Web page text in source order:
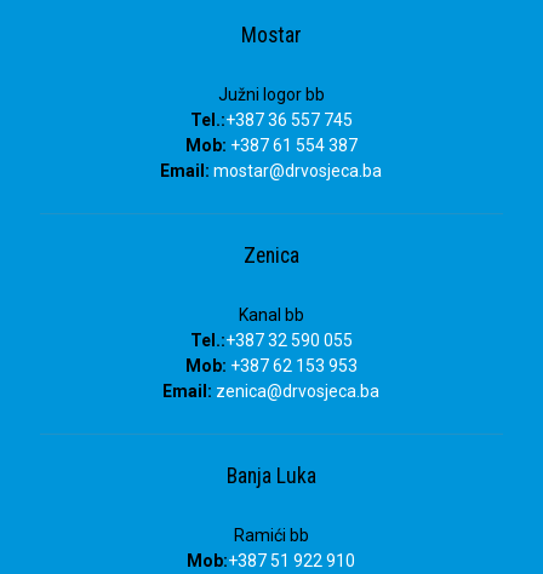
Mostar
Južni logor bb
Tel.:+387 36 557 745
Mob: +387 61 554 387
Email: mostar@drvosjeca.ba
Zenica
Kanal bb
Tel.:+387 32 590 055
Mob: +387 62 153 953
Email: zenica@drvosjeca.ba
Banja Luka
Ramići bb
Mob:+387 51 922 910